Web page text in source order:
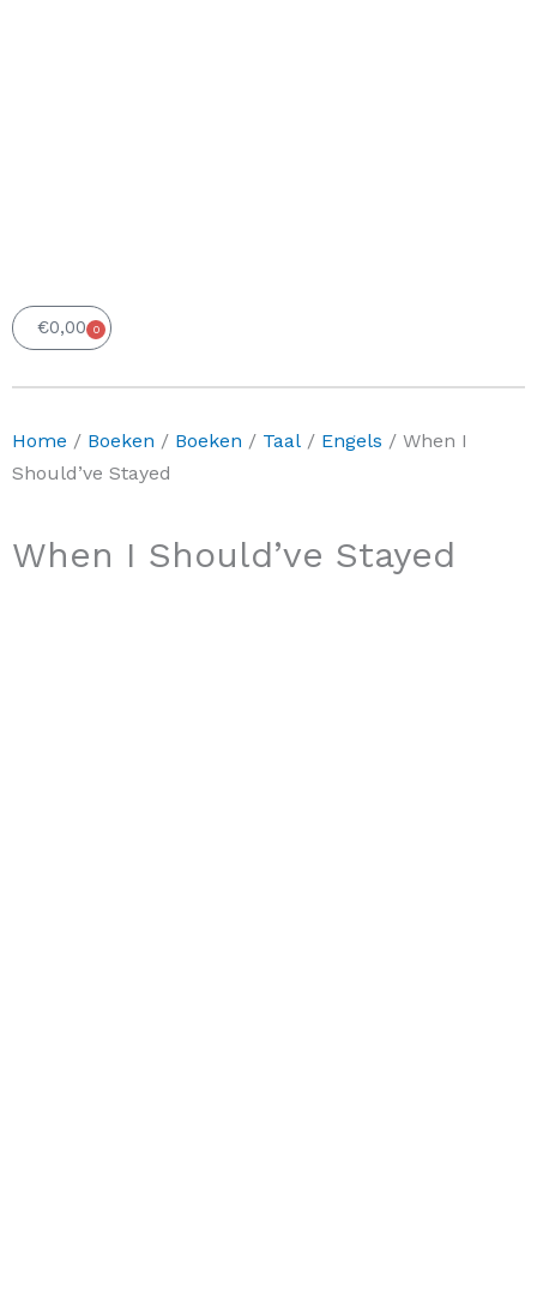
€0,00 0
Winkelwagen
Home / Boeken / Boeken / Taal / Engels / When I
Should’ve Stayed
When I Should’ve Stayed